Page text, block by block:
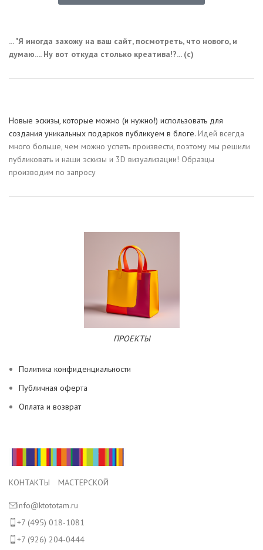
... "Я иногда захожу на ваш сайт, посмотреть, что нового, и
думаю.... Ну вот откуда столько креатива!?... (с)
Новые эскизы, которые можно (и нужно!) использовать для
создания уникальных подарков публикуем в блоге. Идей всегда
много больше, чем можно успеть произвести, поэтому мы решили
публиковать и наши эскизы и 3D визуализации! Образцы
производим по запросу
ПРОЕКТЫ
Политика конфиденциальности
Публичная оферта
Оплата и возврат
КОНТАКТЫ МАСТЕРСКОЙ
info@ktototam.ru
+7 (495) 018-1081
+7 (926) 204-0444